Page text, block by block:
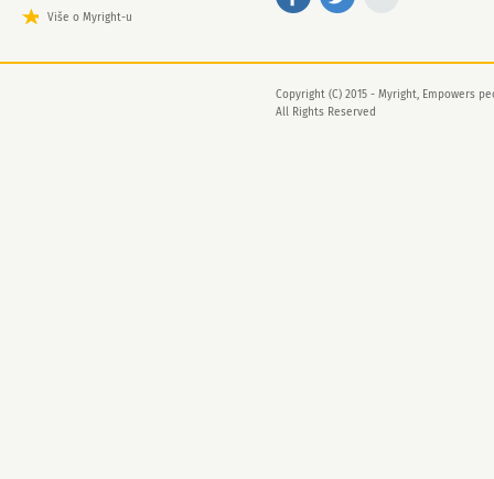
Više o Myright-u
Copyright (C) 2015 - Myright, Empowers
All Rights Reserved